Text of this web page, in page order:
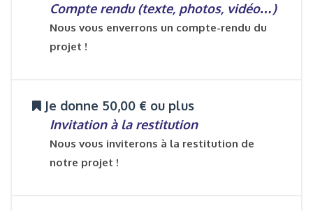
Compte rendu (texte, photos, vidéo…)
Nous vous enverrons un compte-rendu du
projet !
Je donne 50,00 € ou plus
Invitation à la restitution
Nous vous inviterons à la restitution de
notre projet !